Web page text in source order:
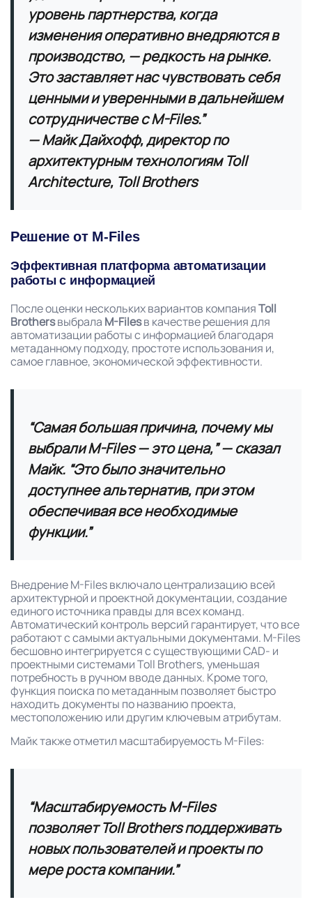
уровень партнерства, когда
изменения оперативно внедряются в
производство, — редкость на рынке.
Это заставляет нас чувствовать себя
ценными и уверенными в дальнейшем
сотрудничестве с M-Files.”
— Майк Дайхофф, директор по
архитектурным технологиям Toll
Architecture, Toll Brothers
Решение от M-Files
Эффективная платформа автоматизации
работы с информацией
После оценки нескольких вариантов компанияToll
Brothersвыбрала M-Filesв качестве решения для
автоматизации работы с информацией благодаря
метаданному подходу, простоте использования и,
самое главное, экономической эффективности.
“Самая большая причина, почему мы
выбрали M-Files — это цена,”— сказал
Майк. “Это было значительно
доступнее альтернатив, при этом
обеспечивая все необходимые
функции.”
Внедрение M-Files включало централизацию всей
архитектурной и проектной документации, создание
единого источника правды для всех команд.
Автоматический контроль версий гарантирует, что все
работают с самыми актуальными документами. M-Files
бесшовно интегрируется с существующими CAD- и
проектными системами Toll Brothers, уменьшая
потребность в ручном вводе данных. Кроме того,
функция поиска по метаданным позволяет быстро
находить документы по названию проекта,
местоположению или другим ключевым атрибутам.
Майк также отметил масштабируемость M-Files:
“Масштабируемость M-Files
позволяет Toll Brothers поддерживать
новых пользователей и проекты по
мере роста компании.”